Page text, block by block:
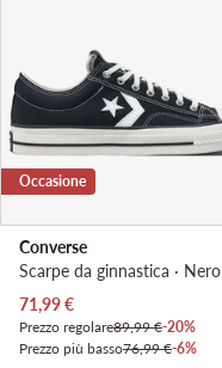
Occasione
Converse
Scarpe da ginnastica · Nero
Prezzo attuale
71,99€
Prezzo regolare89,99 €-20%
Prezzo più basso76,99 €-6%